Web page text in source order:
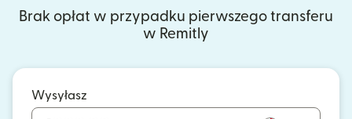
Brak opłat w przypadku pierwszego transferu
w Remitly
Wysyłasz